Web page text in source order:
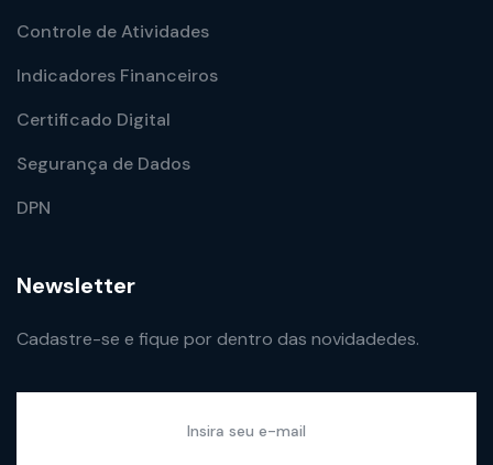
Controle de Atividades
Indicadores Financeiros
Certificado Digital
Segurança de Dados
DPN
Newsletter
Cadastre-se e fique por dentro das novidadedes.